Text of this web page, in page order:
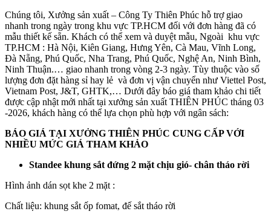
Chúng tôi, Xưởng sản xuất – Công Ty Thiên Phúc hỗ trợ giao
nhanh trong ngày trong khu vực TP.HCM đối với đơn hàng đã có
mẫu thiết kế sẵn. Khách có thể xem và duyệt mẫu, Ngoài khu vực
TP.HCM : Hà Nội, Kiên Giang, Hưng Yên, Cà Mau, Vĩnh Long,
Đà Nẵng, Phú Quốc, Nha Trang, Phú Quốc, Nghệ An, Ninh Bình,
Ninh Thuận.… giao nhanh trong vòng 2-3 ngày. Tùy thuộc vào số
lượng đơn đặt hàng sỉ hay lẻ và đơn vị vận chuyển như Viettel Post,
Vietnam Post, J&T, GHTK,… Dưới đây báo giá tham khảo chi tiết
được cập nhật mới nhất tại xưởng sản xuất THIÊN PHÚC tháng 03
-2026, khách hàng có thể lựa chọn phù hợp với ngân sách:
BÁO GIÁ TẠI XƯỞNG THIÊN PHÚC CUNG CẤP VỚI
NHIỀU MỨC GIÁ THAM KHẢO
Standee khung sắt đứng 2 mặt chịu gió- chân tháo rời
Hình ảnh dán sọt khe 2 mặt :
Chất liệu: khung sắt ốp fomat, đế sắt tháo rời